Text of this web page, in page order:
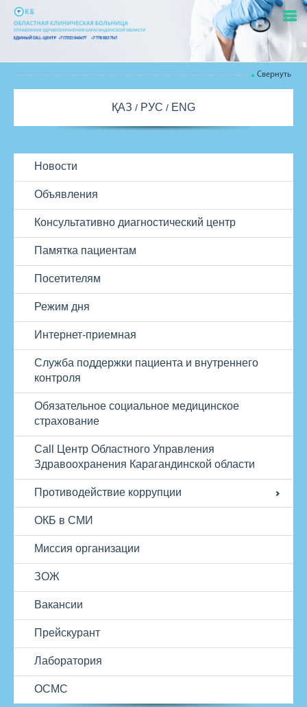
Свернуть
ҚАЗ РУС ENG
Новости
Объявления
Консультативно диагностический центр
Памятка пациентам
Посетителям
Режим дня
Интернет-приемная
Служба поддержки пациента и внутреннего
контроля
Обязательное социальное медицинское
страхование
Call Центр Областного Управления
Здравоохранения Карагандинской области
Противодействие коррупции
ОКБ в СМИ
Миссия организации
ЗОЖ
Вакансии
Прейскурант
Лаборатория
ОСМС